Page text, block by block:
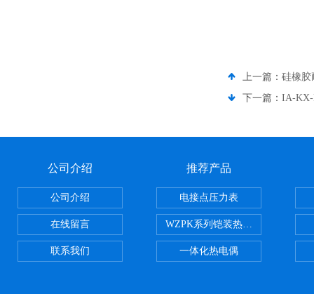
上一篇： 硅橡胶
下一篇： IA-KX-
公司介绍
公司介绍
在线留言
联系我们
推荐产品
电接点压力表
WZPK系列铠装热电阻
一体化热电偶